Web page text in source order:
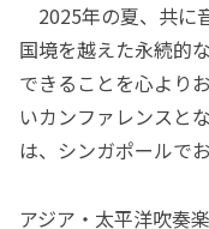
2025年の夏、共に
国境を越えた永続的
できることを心より
いカンファレンスと
は、シンガポールで
アジア・太平洋吹奏